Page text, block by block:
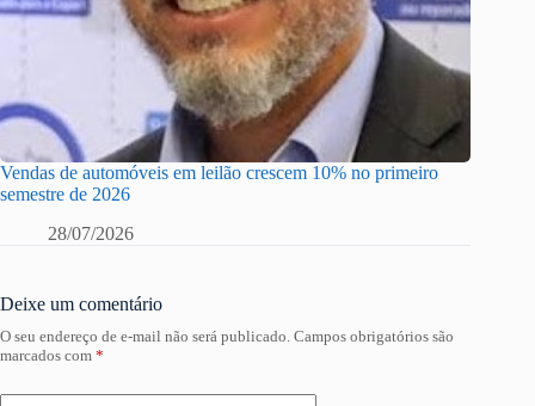
Vendas de automóveis em leilão crescem 10% no primeiro
semestre de 2026
28/07/2026
Deixe um comentário
O seu endereço de e-mail não será publicado. Campos obrigatórios são
marcados com *